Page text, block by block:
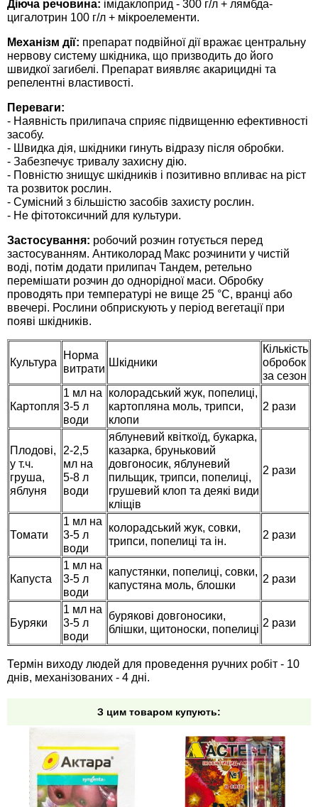
Діюча речовина: імідаклоприд - 300 г/л + лямбда-
цигалотрин 100 г/л + мікроелементи.
Механізм дії: препарат подвійної дії вражає центральну
нервову систему шкідника, що призводить до його
швидкої загибелі. Препарат виявляє акарицидні та
репелентні властивості.
Переваги:
- Наявність прилипача сприяє підвищенню ефективності
засобу.
- Швидка дія, шкідники гинуть відразу після обробки.
- Забезпечує тривалу захисну дію.
- Повністю знищує шкідників і позитивно впливає на ріст
та розвиток рослин.
- Сумісний з більшістю засобів захисту рослин.
- Не фітотоксичний для культури.
Застосування: робочий розчин готується перед
застосуванням. Антиколорад Макс розчинити у чистій
воді, потім додати прилипач Тандем, ретельно
перемішати розчин до однорідної маси. Обробку
проводять при температурі не вище 25 °С, вранці або
ввечері. Рослини обприскують у період вегетації при
появі шкідників.
Культура
Норма
витрати
Шкідники
Кількість
обробок
за сезон
Картопля
1 мл на
3-5 л
води
колорадський жук, попелиці,
картопляна моль, трипси,
клопи
2 рази
Плодові,
у т.ч.
груша,
яблуня
2-2,5
мл на
5-8 л
води
яблуневий квіткоїд, букарка,
казарка, бруньковий
довгоносик, яблуневий
пильщик, трипси, попелиці,
грушевий клоп та деякі види
кліщів
2 рази
Томати
1 мл на
3-5 л
води
колорадський жук, совки,
трипси, попелиці та ін.
2 рази
Капуста
1 мл на
3-5 л
води
капустянки, попелиці, совки,
капустяна моль, блошки
2 рази
Буряки
1 мл на
3-5 л
води
бурякові довгоносики,
блішки, щитоноски, попелиці
2 рази
Термін виходу людей для проведення ручних робіт - 10
днів, механізованих - 4 дні.
З цим товаром купують:
Семена сидератов
Семена табака
Семена томатов
Семена газонной травы
Семена тыквы, патиссона
Семена укропа
Семена фасоли
Семена цветов
Семена шпината
Элитные семена в банках
Средства защиты от мух
Средства защиты от моли
Средства защиты от капустницы
Средства защиты от кротов
Средства защиты от грызунов
Препараты для септиков, выгребных ям и
дачных туалетов, биодеструкторы
Хозяйственные товары
Средства защиты растений
Лидеры продаж
Купить семена - хиты продаж
Архив